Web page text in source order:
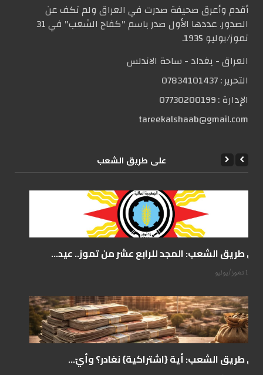
أقدم وأعرق صحيفة صدرت في العراق ولم تكف عن
الصدور. عددها الأول صدر باسم "كفاح الشعب" في 31
تموز/يوليو 1935.
العراق - بغداد - ساحة الاندلس
التحریر :07834101437
الإدارة :07730200199
tareekalshaab@gmail.com
علی طریق الشعب
على طريق الشعب: المجد للرابع عشر من تموز.. عيد...
14 تموز/يوليو
على طريق الشعب: أية {اشتراكية} نغادر؟ وأيّ...